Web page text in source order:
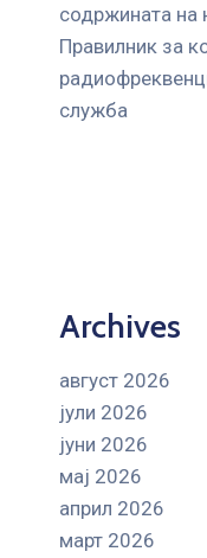
содржината на
Правилник за
служба
Archives
август 2026
јули 2026
јуни 2026
мај 2026
април 2026
март 2026